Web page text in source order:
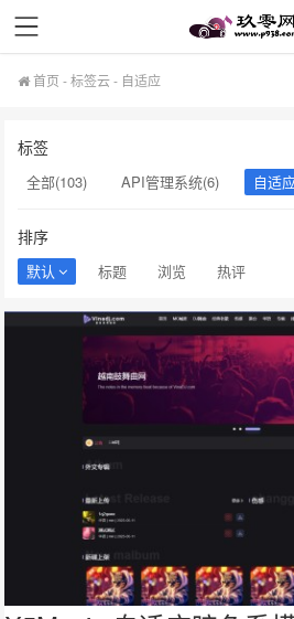
首页 -标签云- 自适应
标签
全部(103) API管理系统(6) 自适
网址(2)
酷狗音乐(2) 音乐模版(2)
排序
默认 标题 浏览 热评
X5cms模板/插件
各类解析API
各类解析API